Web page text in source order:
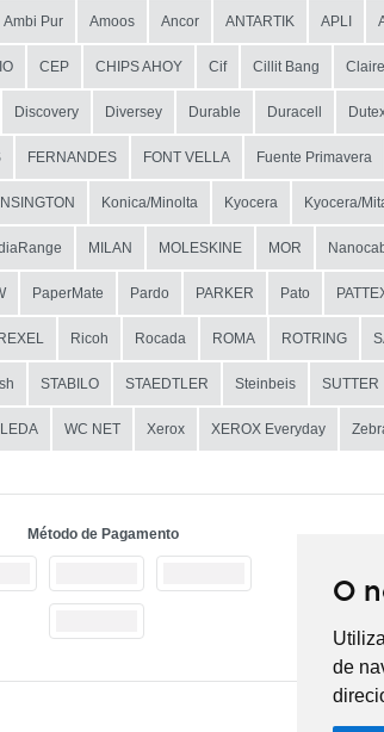
O
de
Ambi Pur Amoos Ancor ANTARTIK APLI
CEP CHIPS AHOY Cif Cillit Bang
Discovery Diversey Durable Duracell
FERNANDES FONT VELLA Fuente Primavera
Konica/Minolta Kyocera Kyocera/
MILAN MOLESKINE MOR
PaperMate Pardo PARKER Pato
REXEL Ricoh Rocada ROMA ROTRING
STABILO STAEDTLER Steinbeis SUTTER
WC NET Xerox XEROX Everyday
Método de Pagamento